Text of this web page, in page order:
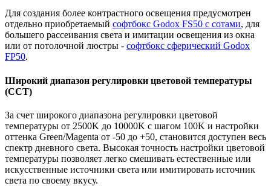
Для создания более контрастного освещения предусмотрен
отдельно приобретаемый софтбокс Godox FS50 с сотами, для
большего рассеивания света и имитации освещения из окна
или от потолочной люстры - софтбокс сферический Godox
FP50.
Широкий диапазон регулировки цветовой температуры
(CCT)
За счет широкого диапазона регулировки цветовой
температуры от 2500K до 10000K с шагом 100K и настройки
оттенка Green/Magenta от -50 до +50, становится доступен весь
спектр дневного света. Высокая точность настройки цветовой
температуры позволяет легко смешивать естественные или
искусственные источники света или имитировать источник
света по своему вкусу.